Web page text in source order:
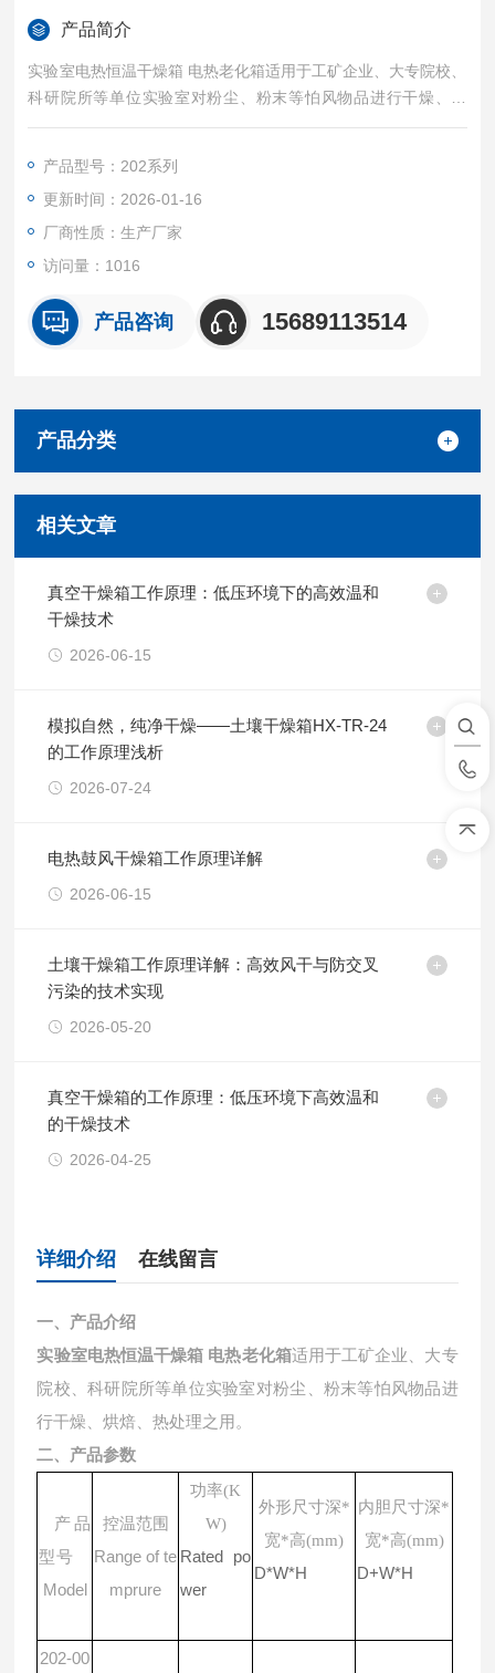
产品简介
实验室电热恒温干燥箱 电热老化箱适用于工矿企业、大专院校、
科研院所等单位实验室对粉尘、粉末等怕风物品进行干燥、烘
焙、热处理之用
产品型号：202系列
更新时间：2026-01-16
厂商性质：生产厂家
访问量：1016
产品咨询 15689113514
产品分类
相关文章
真空干燥箱工作原理：低压环境下的高效温和
干燥技术
2026-06-15
模拟自然，纯净干燥——土壤干燥箱HX-TR-24
的工作原理浅析
2026-07-24
电热鼓风干燥箱工作原理详解
2026-06-15
土壤干燥箱工作原理详解：高效风干与防交叉
污染的技术实现
2026-05-20
真空干燥箱的工作原理：低压环境下高效温和
的干燥技术
2026-04-25
详细介绍 在线留言
一、产品介绍
实验室电热恒温干燥箱 电热老化箱适用于工矿企业、大专
院校、科研院所等单位实验室对粉尘、粉末等怕风物品进
行干燥、烘焙、热处理之用。
二、产品参数
产品
型号
Model
控温范围
Range of te
mprure
功率(K
W)
Rated po
wer
外形尺寸深*
宽*高(mm)
D*W*H
内胆尺寸深*
宽*高(mm)
D+W*H
202-00